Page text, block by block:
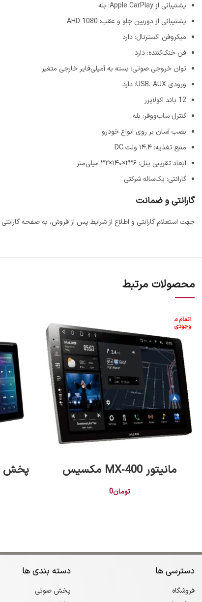
پشتیبانی از Apple CarPlay: بله
پشتیبانی از دوربین جلو و عقب: AHD 1080
میکروفن اکسترنال: دارد
فن خنک‌کننده: دارد
توان خروجی صوتی: بسته به آمپلی‌فایر خارجی متغیر
ورودی USB، AUX: دارد
12 باند اکولایزر
کنترل ساب‌ووفر: بله
نصب آسان بر روی انواع خودرو
منبع تغذیه: ۱۴.۴ ولت DC
ابعاد تقریبی پنل: ۲۳۶×۱۴۰×۳۲ میلی‌متر
گارانتی: یک‌ساله شرکتی
گارانتی و ضمانت
جهت استعلام گارانتی و اطلاع از شرایط پس از فروش، به صفحه گارانتی
محصولات مرتبط
اتمام م
وجودی
اطلاعات بیشتر مانیتور MX‑400 مکسیس
تومان0
دسترسی ها
فروشگاه
دسته بندی ها
پخش صوتی